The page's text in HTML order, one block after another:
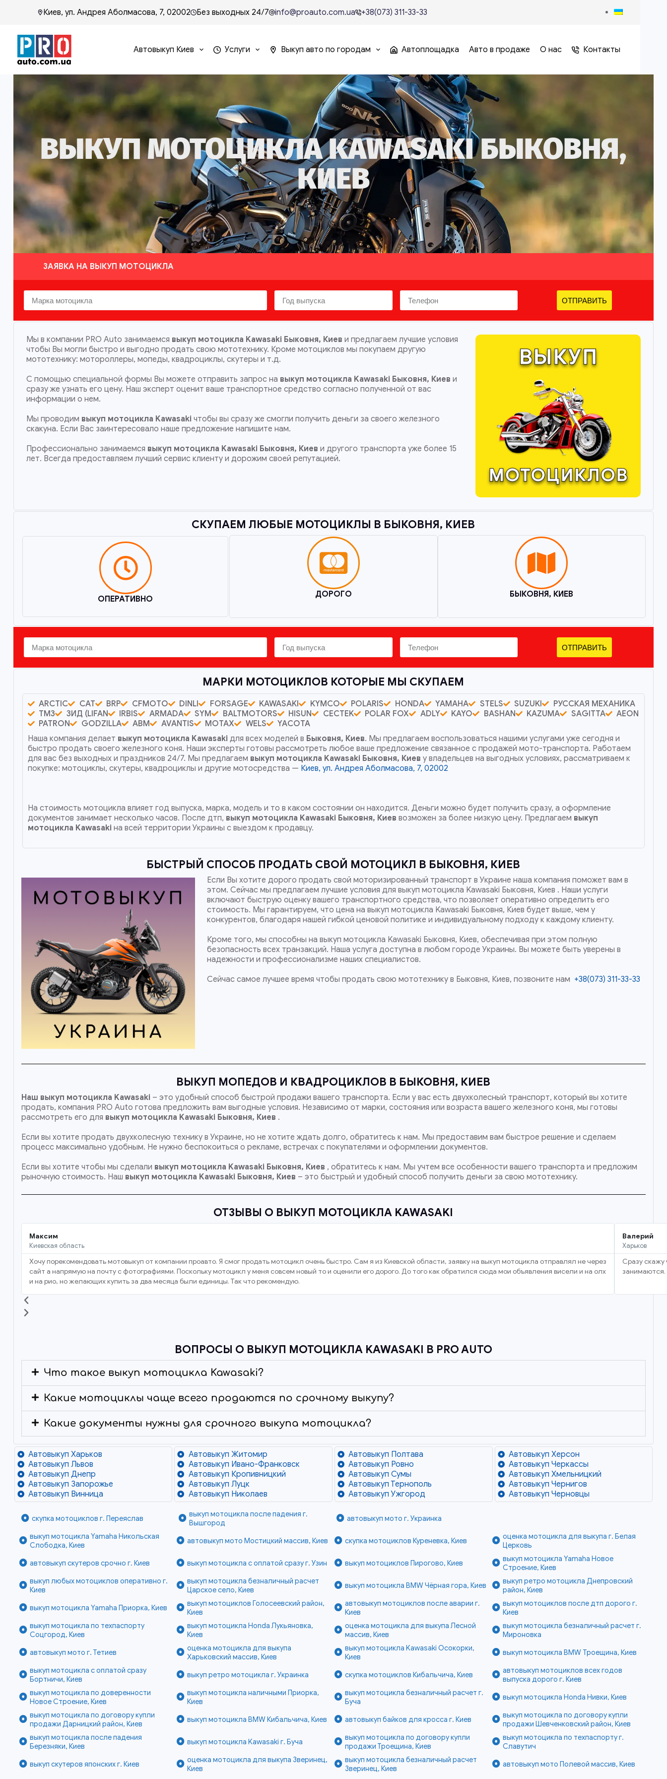
Киев, ул. Андрея Аболмасова, 7, 02002 Без выходных 24/7 info@proauto.com.ua +38(073) 311-33-33
Автовыкуп Киев Услуги Выкуп авто по городам Автоплощадка Авто в продаже О нас Контакты
ВЫКУП МОТОЦИКЛА KAWASAKI БЫКОВНЯ,
КИЕВ
ЗАЯВКА НА ВЫКУП МОТОЦИКЛА
ОТПРАВИТЬ
Мы в компании PRO Auto занимаемся выкуп мотоцикла Kawasaki Быковня, Киев и предлагаем лучшие условия
чтобы Вы могли быстро и выгодно продать свою мототехнику. Кроме мотоциклов мы покупаем другую
мототехнику: мотороллеры, мопеды, квадроциклы, скутеры и т.д.
С помощью специальной формы Вы можете отправить запрос на выкуп мотоцикла Kawasaki Быковня, Киев и
сразу же узнать его цену. Наш эксперт оценит ваше транспортное средство согласно полученной от вас
информации о нем.
Мы проводим выкуп мотоцикла Kawasaki чтобы вы сразу же смогли получить деньги за своего железного
скакуна. Если Вас заинтересовало наше предложение напишите нам.
Профессионально занимаемся выкуп мотоцикла Kawasaki Быковня, Киев и другого транспорта уже более 15
лет. Всегда предоставляем лучший сервис клиенту и дорожим своей репутацией.
СКУПАЕМ ЛЮБЫЕ МОТОЦИКЛЫ В БЫКОВНЯ, КИЕВ​
ОПЕРАТИВНО ДОРОГО БЫКОВНЯ, КИЕВ
ОТПРАВИТЬ
МАРКИ МОТОЦИКЛОВ КОТОРЫЕ МЫ СКУПАЕМ
ARCTIC CAT BRP CFMOTO DINLI FORSAGE KAWASAKI KYMCO POLARIS HONDA YAMAHA STELS SUZUKI
РУССКАЯ МЕХАНИКА
ТМЗ
ЗИД (LIFAN IRBIS ARMADA SYM BALTMOTORS HISUN CECTEK POLAR FOX ADLY KAYO BASHAN KAZUMA SAGITTA
AEON
PATRON
GODZILLA ABM AVANTIS MOTAX WELS
YACOTA
Наша компания делает выкуп мотоцикла Kawasaki для всех моделей в Быковня, Киев. Мы предлагаем воспользоваться нашими услугами уже сегодня и
быстро продать своего железного коня. Наши эксперты готовы рассмотреть любое ваше предложение связанное с продажей мото-транспорта. Работаем
для вас без выходных и праздников 24/7. Мы предлагаем выкуп мотоцикла Kawasaki Быковня, Киев у владельцев на выгодных условиях, рассматриваем к
покупке: мотоциклы, скутеры, квадроциклы и другие мотосредства — Киев, ул. Андрея Аболмасова, 7, 02002
На стоимость мотоцикла влияет год выпуска, марка, модель и то в каком состоянии он находится. Деньги можно будет получить сразу, а оформление
документов занимает несколько часов. После дтп, выкуп мотоцикла Kawasaki Быковня, Киев возможен за более низкую цену. Предлагаем выкуп
мотоцикла Kawasaki на всей территории Украины с выездом к продавцу.
БЫСТРЫЙ СПОСОБ ПРОДАТЬ СВОЙ МОТОЦИКЛ В БЫКОВНЯ, КИЕВ
Если Вы хотите дорого продать свой моторизированный транспорт в Украине наша компания поможет вам в
этом. Сейчас мы предлагаем лучшие условия для выкуп мотоцикла Kawasaki Быковня, Киев . Наши услуги
включают быструю оценку вашего транспортного средства, что позволяет оперативно определить его
стоимость. Мы гарантируем, что цена на выкуп мотоцикла Kawasaki Быковня, Киев будет выше, чем у
конкурентов, благодаря нашей гибкой ценовой политике и индивидуальному подходу к каждому клиенту.
Кроме того, мы способны на выкуп мотоцикла Kawasaki Быковня, Киев, обеспечивая при этом полную
безопасность всех транзакций. Наша услуга доступна в любом городе Украины. Вы можете быть уверены в
надежности и профессионализме наших специалистов.
Сейчас самое лучшее время чтобы продать свою мототехнику в Быковня, Киев, позвоните нам +38(073) 311-33-33
ВЫКУП МОПЕДОВ И КВАДРОЦИКЛОВ В БЫКОВНЯ, КИЕВ
Наш выкуп мотоцикла Kawasaki – это удобный способ быстрой продажи вашего транспорта. Если у вас есть двухколесный транспорт, который вы хотите
продать, компания PRO Auto готова предложить вам выгодные условия. Независимо от марки, состояния или возраста вашего железного коня, мы готовы
рассмотреть его для выкуп мотоцикла Kawasaki Быковня, Киев .
Если вы хотите продать двухколесную технику в Украине, но не хотите ждать долго, обратитесь к нам. Мы предоставим вам быстрое решение и сделаем
процесс максимально удобным. Не нужно беспокоиться о рекламе, встречах с покупателями и оформлении документов.
Если вы хотите чтобы мы сделали выкуп мотоцикла Kawasaki Быковня, Киев , обратитесь к нам. Мы учтем все особенности вашего транспорта и предложим
рыночную стоимость. Наш выкуп мотоцикла Kawasaki Быковня, Киев – это быстрый и удобный способ получить деньги за свою мототехнику.
ОТЗЫВЫ О ВЫКУП МОТОЦИКЛА KAWASAKI
Максим
Киевская область
Хочу порекомендовать мотовыкуп от компании проавто. Я смог продать мотоцикл очень быстро. Сам я из Киевской области, заявку на выкуп мотоцикла отправлял не через
сайт а напрямую на почту с фотографиями. Поскольку мотоцикл у меня совсем новый то и оценили его дорого. До того как обратился сюда мои объявления висели и на олх
и на рио, но желающих купить за два месяца были единицы. Так что рекомендую.
Валерий
Харьков
Сразу скажу
занимаются.
ВОПРОСЫ О ВЫКУП МОТОЦИКЛА KAWASAKI В PRO AUTO
Что такое выкуп мотоцикла Kawasaki?
Какие мотоциклы чаще всего продаются по срочному выкупу?
Какие документы нужны для срочного выкупа мотоцикла?
Автовыкуп Харьков
Автовыкуп Львов
Автовыкуп Днепр
Автовыкуп Запорожье
Автовыкуп Винница
Автовыкуп Житомир
Автовыкуп Ивано-Франковск
Автовыкуп Кропивницкий
Автовыкуп Луцк
Автовыкуп Николаев
Автовыкуп Полтава
Автовыкуп Ровно
Автовыкуп Сумы
Автовыкуп Тернополь
Автовыкуп Ужгород
Автовыкуп Херсон
Автовыкуп Черкассы
Автовыкуп Хмельницкий
Автовыкуп Чернигов
Автовыкуп Черновцы
скупка мотоциклов г. Переяслав
выкуп мотоцикла после падения г.
Вышгород
автовыкуп мото г. Украинка
выкуп мотоцикла Yamaha Никольская
Слободка, Киев
автовыкуп мото Мостицкий массив, Киев скупка мотоциклов Куреневка, Киев
оценка мотоцикла для выкупа г. Белая
Церковь
автовыкуп скутеров срочно г. Киев
выкуп мотоцикла с оплатой сразу г. Узин выкуп мотоциклов Пирогово, Киев
выкуп мотоцикла Yamaha Новое
Строение, Киев
выкуп любых мотоциклов оперативно г.
Киев
выкуп мотоцикла безналичный расчет
Царское село, Киев
выкуп мотоцикла BMW Чёрная гора, Киев
выкуп ретро мотоцикла Днепровский
район, Киев
выкуп мотоцикла Yamaha Приорка, Киев
выкуп мотоциклов Голосеевский район,
Киев
автовыкуп мотоциклов после аварии г.
Киев
выкуп мотоциклов после дтп дорого г.
Киев
выкуп мотоцикла по техпаспорту
Соцгород, Киев
выкуп мотоцикла Honda Лукьяновка,
Киев
оценка мотоцикла для выкупа Лесной
массив, Киев
выкуп мотоцикла безналичный расчет г.
Мироновка
автовыкуп мото г. Тетиев
оценка мотоцикла для выкупа
Харьковский массив, Киев
выкуп мотоцикла Kawasaki Осокорки,
Киев
выкуп мотоцикла BMW Троещина, Киев
выкуп мотоцикла с оплатой сразу
Бортничи, Киев
выкуп ретро мотоцикла г. Украинка скупка мотоциклов Кибальчича, Киев
автовыкуп мотоциклов всех годов
выпуска дорого г. Киев
выкуп мотоцикла по доверенности
Новое Строение, Киев
выкуп мотоцикла наличными Приорка,
Киев
выкуп мотоцикла безналичный расчет г.
Буча
выкуп мотоцикла Honda Нивки, Киев
выкуп мотоцикла по договору купли
продажи Дарницкий район, Киев
выкуп мотоцикла BMW Кибальчича, Киев автовыкуп байков для кросса г. Киев
выкуп мотоцикла по договору купли
продажи Шевченковский район, Киев
выкуп мотоцикла после падения
Березняки, Киев
выкуп мотоцикла Kawasaki г. Буча
выкуп мотоцикла по договору купли
продажи Троещина, Киев
выкуп мотоцикла по техпаспорту г.
Славутич
выкуп скутеров японских г. Киев
оценка мотоцикла для выкупа Зверинец,
Киев
выкуп мотоцикла безналичный расчет
Зверинец, Киев
автовыкуп мото Полевой массив, Киев